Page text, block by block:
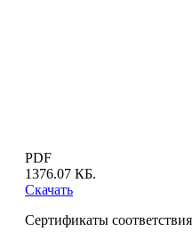
PDF
1376.07 КБ.
Скачать
Сертификаты соответствия